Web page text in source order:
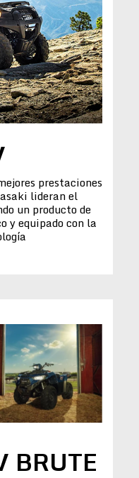
prestaciones
lideran el
un producto de
y equipado con la
BRUTE